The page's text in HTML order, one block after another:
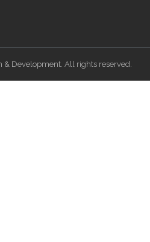
Development. All rights reserved.